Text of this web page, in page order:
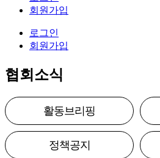
회원가입
로그인
회원가입
협회소식
활동브리핑
정책공지